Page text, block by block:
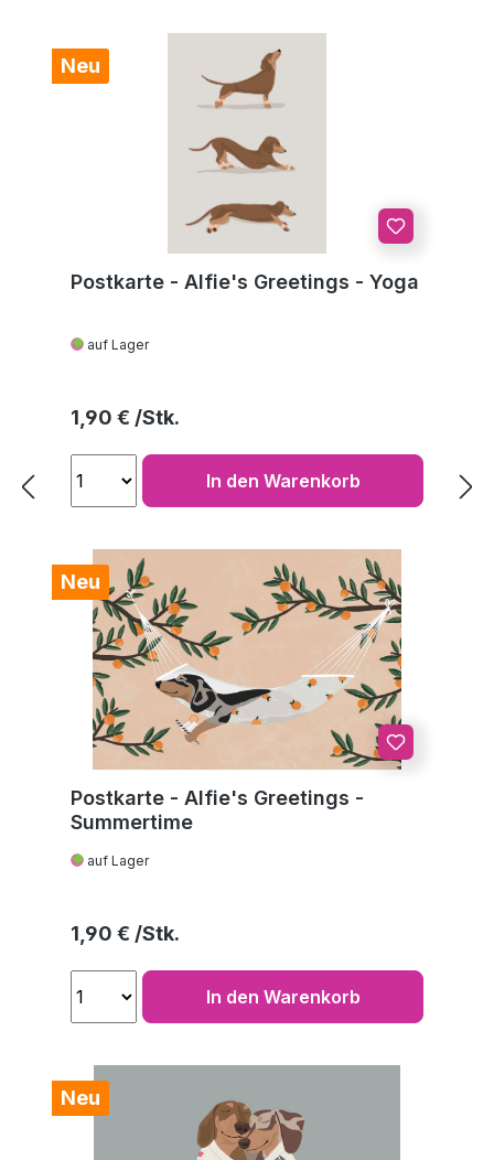
Neu
Postkarte - Alfie's Greetings - Yoga
auf Lager
Regulärer Preis:
1,90 €
In den Warenkorb
Neu
Postkarte - Alfie's Greetings -
Summertime
auf Lager
Regulärer Preis:
1,90 €
In den Warenkorb
Neu